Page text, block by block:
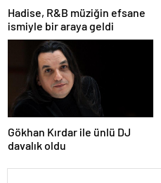
Hadise, R&B müziğin efsane
ismiyle bir araya geldi
Gökhan Kırdar ile ünlü DJ
davalık oldu